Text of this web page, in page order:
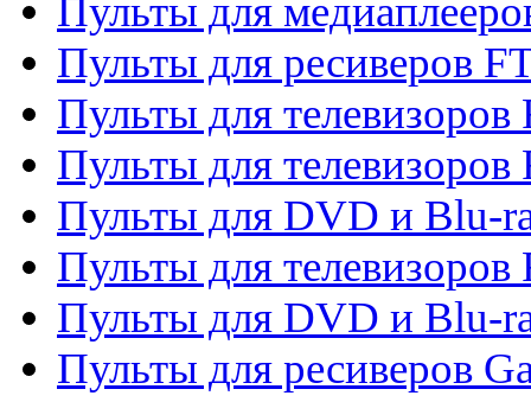
Пульты для
Пульты для ресиверов
Пульты для телевизоров
Пульты для телевизоров
Пульты для DVD и Blu-
Пульты для телевизоров
Пульты для DVD и Blu-
Пульты для ресиверов